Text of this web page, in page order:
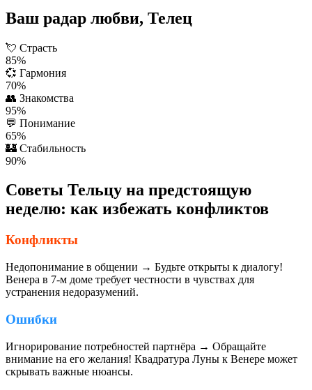
Ваш радар любви, Телец
💘 Страсть
85%
💞 Гармония
70%
👥 Знакомства
95%
💬 Понимание
65%
🏰 Стабильность
90%
Советы Тельцу на предстоящую
неделю: как избежать конфликтов
Конфликты
Недопонимание в общении → Будьте открыты к диалогу!
Венера в 7-м доме требует честности в чувствах для
устранения недоразумений.
Ошибки
Игнорирование потребностей партнёра → Обращайте
внимание на его желания! Квадратура Луны к Венере может
скрывать важные нюансы.